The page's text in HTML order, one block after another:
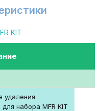
KIT
удаления
набора MFR KIT